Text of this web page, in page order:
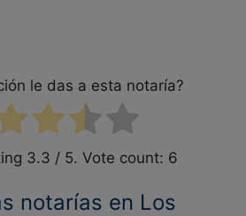
le das a esta notaría?
3.3 / 5. Vote count: 6
notarías en Los